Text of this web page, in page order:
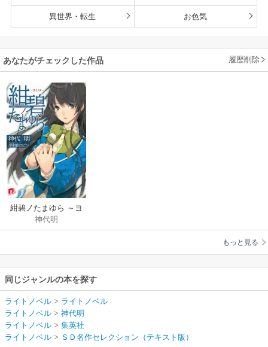
異世界・転生 お色気
あなたがチェックした作品 履歴削除
紺碧ノたまゆら ～ヨ
ミノメ～
神代明
もっと見る
同じジャンルの本を探す
ライトノベル > ライトノベル
ライトノベル > 神代明
ライトノベル > 集英社
ライトノベル > ＳＤ名作セレクション（テキスト版）